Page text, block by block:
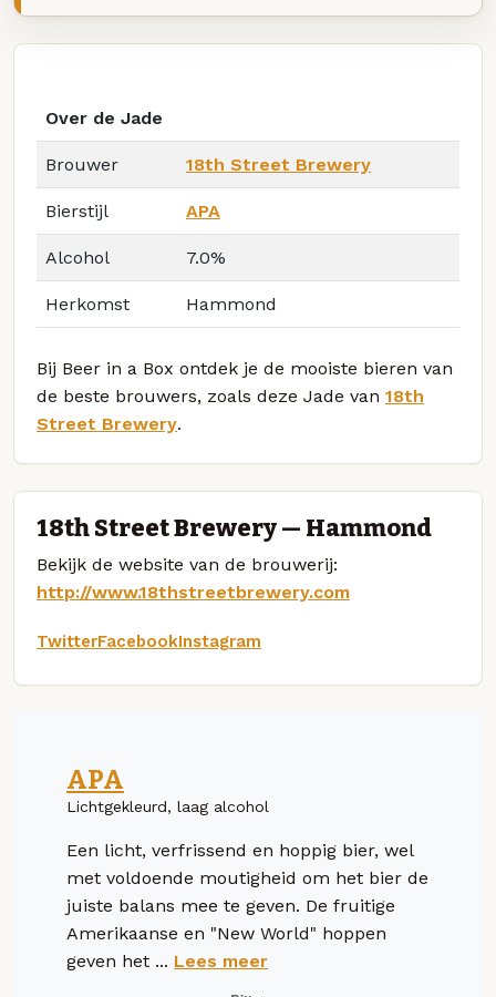
Over de Jade
Brouwer 18th Street Brewery
Bierstijl APA
Alcohol 7.0%
Herkomst Hammond
Bij Beer in a Box ontdek je de mooiste bieren van
de beste brouwers, zoals deze Jade van 18th
Street Brewery.
18th Street Brewery — Hammond
Bekijk de website van de brouwerij:
http://www.18thstreetbrewery.com
TwitterFacebookInstagram
APA
Lichtgekleurd, laag alcohol
Een licht, verfrissend en hoppig bier, wel
met voldoende moutigheid om het bier de
juiste balans mee te geven. De fruitige
Amerikaanse en "New World" hoppen
geven het ... Lees meer